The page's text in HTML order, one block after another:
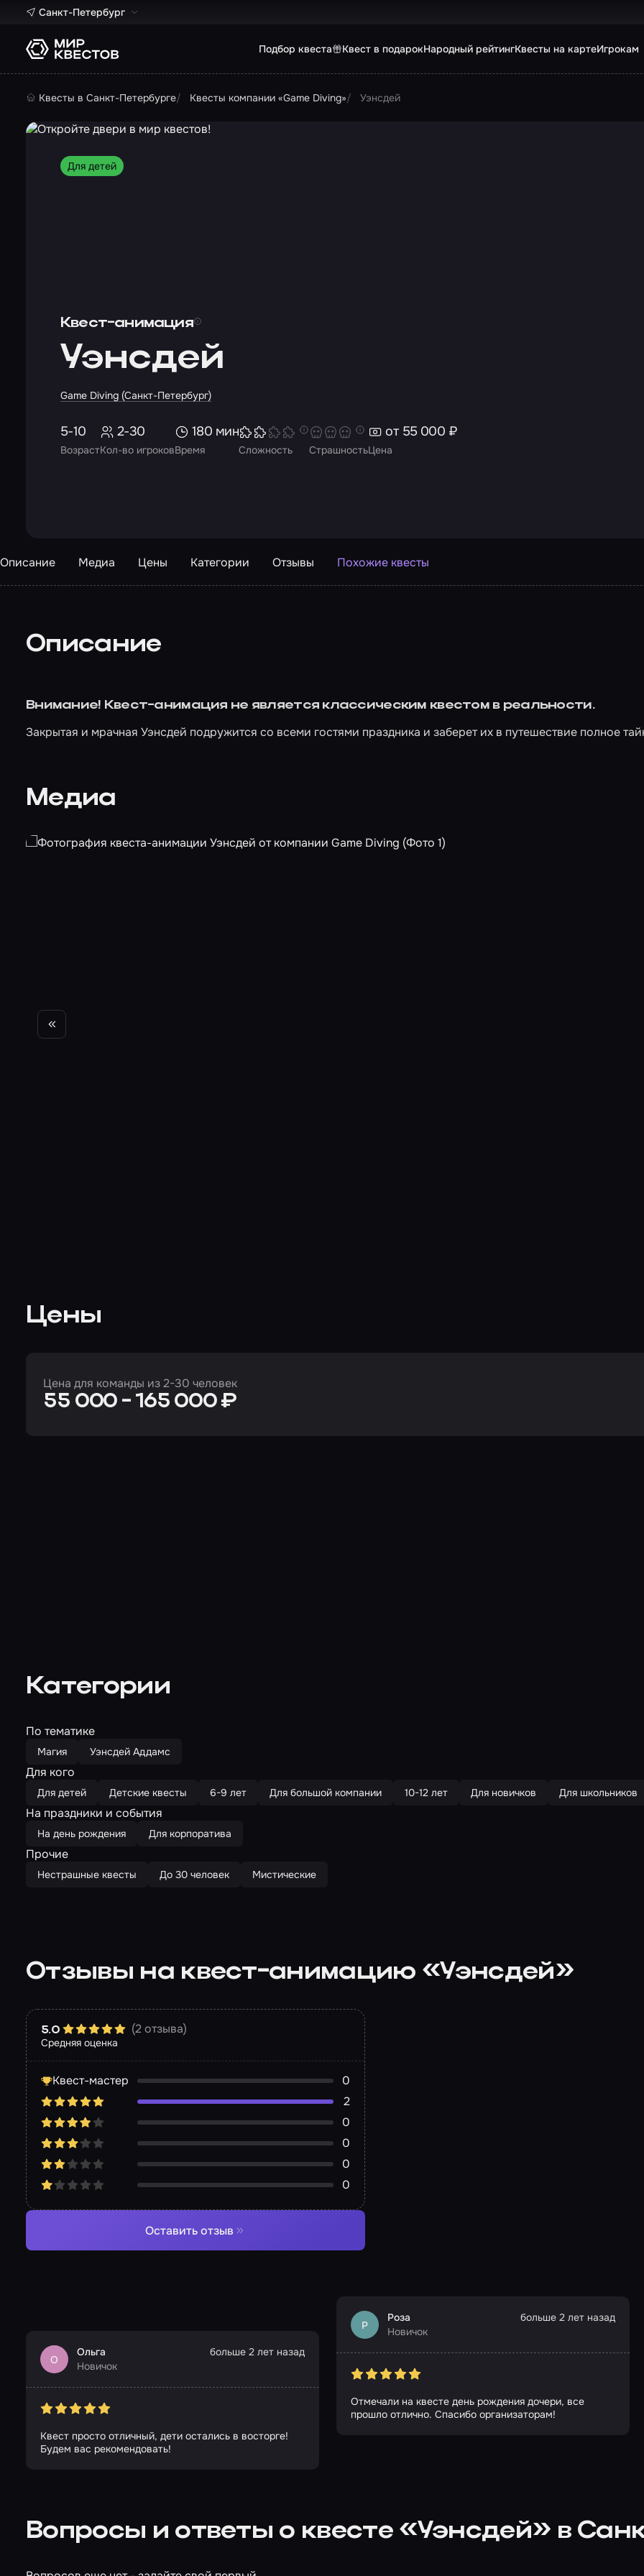
Санкт-Петербург
Подбор квеста Квест в подарокНародный рейтингКвесты на картеИгрокам
Квесты в Санкт-Петербурге Квесты компании «Game Diving» Уэнсдей
Для детей
Квест-анимация
Уэнсдей
Game Diving (Санкт-Петербург)
Возраст
5-10
Кол-во игроков
2-30
Время
180 мин
Сложность СтрашностьЦена
от 55 000 ₽
Описание Медиа Цены Категории Отзывы Похожие квесты
Описание
Внимание! Квест-анимация не является классическим квестом в реальности.
Закрытая и мрачная Уэнсдей подружится со всеми гостями праздника и заберет их в путешествие полное
Медиа
Цены
Цена для команды из 2-30 человек
55 000 - 165 000 ₽
Категории
По тематике
Магия Уэнсдей Аддамс
Для кого
Для детей Детские квесты 6-9 лет Для большой компании 10-12 лет Для новичков Для школьников
На праздники и события
На день рождения Для корпоратива
Прочие
Нестрашные квесты До 30 человек Мистические
Отзывы на квест-анимацию «Уэнсдей»
Средняя оценка
5.0 (2 отзыва)
Квест-мастер
0
2
0
0
0
0
Оставить отзыв
О
Ольга
Новичок
больше 2 лет назад
Квест просто отличный, дети остались в восторге!
Будем вас рекомендовать!
Р
Роза
Новичок
больше 2 лет назад
Отмечали на квесте день рождения дочери, все
прошло отлично. Спасибо организаторам!
Вопросы и ответы о квесте «Уэнсдей» в